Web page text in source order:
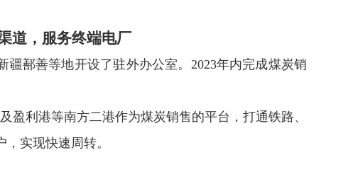
道，服务终端电厂
鄯善等地开设了驻外办公室。 2023年内完成煤炭销
利港等南方二港作为煤炭销售的平台，打通铁路、
实现快速周转。